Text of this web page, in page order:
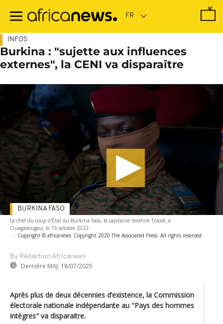
contenu
INFOS
Burkina : "sujette aux influences
externes", la CENI va disparaître
Le chef du coup d'État du Burkina Faso, le capitaine Ibrahim Traoré, à
Ouagadougou, le 15 octobre 2022.
- Copyright © africanews Copyright 2020 The Associated Press. All rights reserved.
By Rédaction Africanews
Dernière MAJ: 18/07/2025
BURKINA FASO
Après plus de deux décennies d’existence, la Commission
électorale nationale indépendante au "Pays des hommes
intègres" va disparaitre.